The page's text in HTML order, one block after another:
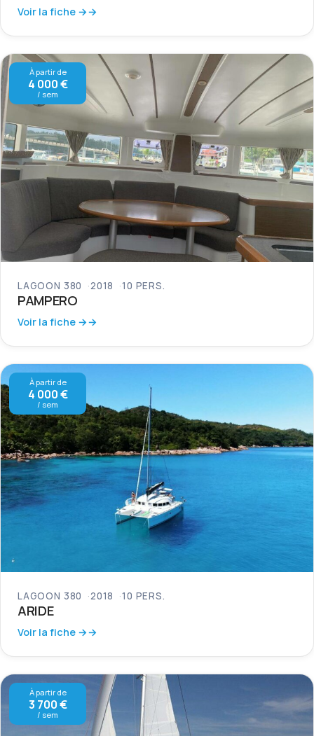
Voir la fiche →
À partir de
4 000 €
/ sem
LAGOON 380 2018 10 PERS.
PAMPERO
Voir la fiche →
À partir de
4 000 €
/ sem
LAGOON 380 2018 10 PERS.
ARIDE
Voir la fiche →
À partir de
3 700 €
/ sem